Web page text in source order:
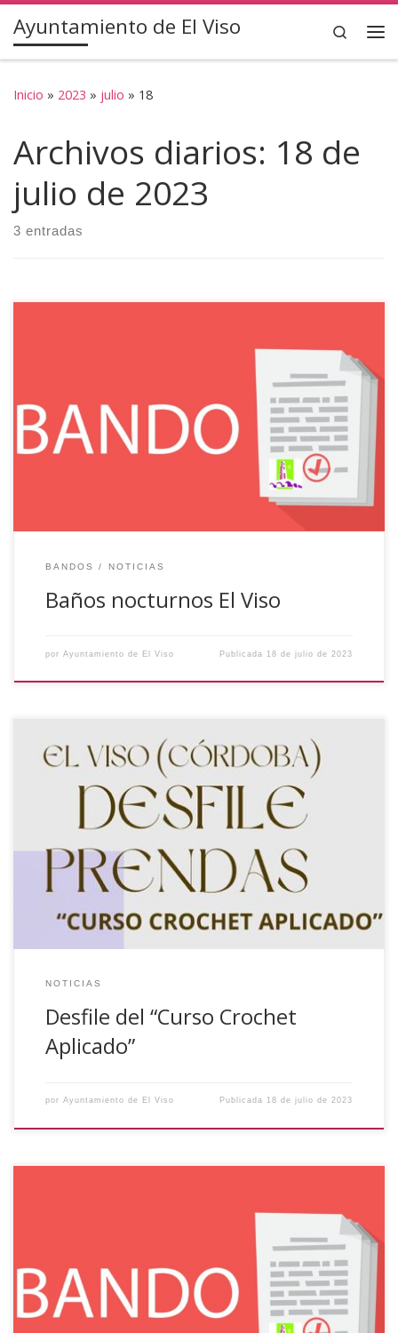
Saltar al contenido
Ayuntamiento de El Viso Search
Inicio » 2023 » julio » 18
Archivos diarios: 18 de
julio de 2023
3 entradas
Se pone en conocimiento de toda la población, que
mañana 19/07/2023, se realizarán de los BAÑOS
NOCTURNOS en la Piscina Municipal de El Viso. En horario
de 22:00 a 01:00 horas y la entrada será gratuita.
BANDOS NOTICIAS
Baños nocturnos El Viso
por Ayuntamiento de El Viso Publicada 18 de julio de 2023
El pasado viernes, día 14 de julio, a las 22:00 horas tuvo
lugar en el Parque Municipal el desfile del Curso de Crochet
Aplicado que se ha desarrollado en el municipio y ha
Córdoba). Los asistentes pudieron ver las diferentes
prendas que han sido […]
NOTICIAS
Desfile del “Curso Crochet
Aplicado”
por Ayuntamiento de El Viso Publicada 18 de julio de 2023
Se comunica a las empresas y comerciales de la localidad
que la instalación de carteles/lonas publicitarios/-as a lo
largo del recorrido de los encierros de vaquillas se deberá
solicitar al Ayuntamiento hasta el día 24 de julio, siendo la
tasa a pagar de cincuenta (50,00€) euros. La instalación de